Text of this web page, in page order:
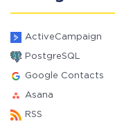
ActiveCampaign
PostgreSQL
Google Contacts
Asana
RSS